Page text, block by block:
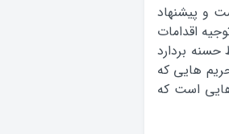
و پیشنهاد
اقدامات
حسنه بردارد
هایی که
است که